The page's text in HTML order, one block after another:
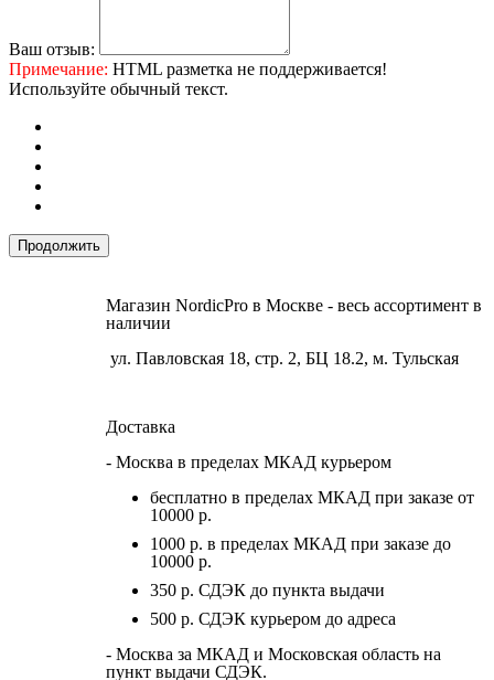
Ваш отзыв:
Примечание: HTML разметка не поддерживается!
Используйте обычный текст.
Продолжить
Магазин NordicPro в Москве - весь ассортимент в
наличии
ул. Павловская 18, стр. 2, БЦ 18.2, м. Тульская
Доставка
- Москва в пределах МКАД курьером
бесплатно в пределах МКАД при заказе от
10000 р.
1000 р. в пределах МКАД при заказе до
10000 р.
350 р. СДЭК до пункта выдачи
500 р. СДЭК курьером до адреса
- Москва за МКАД и Московская область на
пункт выдачи СДЭК.